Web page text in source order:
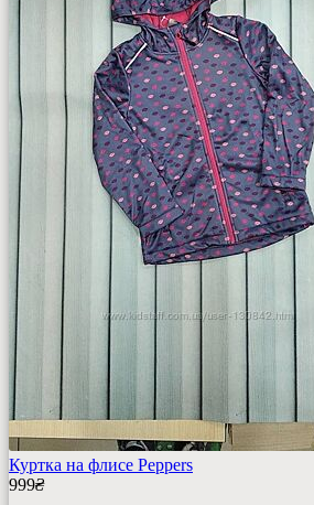
Куртка на флисе Peppers
999₴